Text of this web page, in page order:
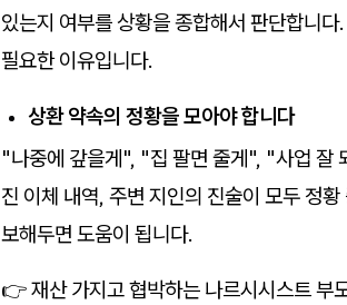
있는지 여부를 상황을 종합해서 판단합니
필요한 이유입니다.
상환 약속의 정황을 모아야 합니다
"나중에 갚을게", "집 팔면 줄게", "사업 잘
진 이체 내역, 주변 지인의 진술이 모두 정
보해두면 도움이 됩니다.
👉 재산 가지고 협박하는 나르시시스트 부